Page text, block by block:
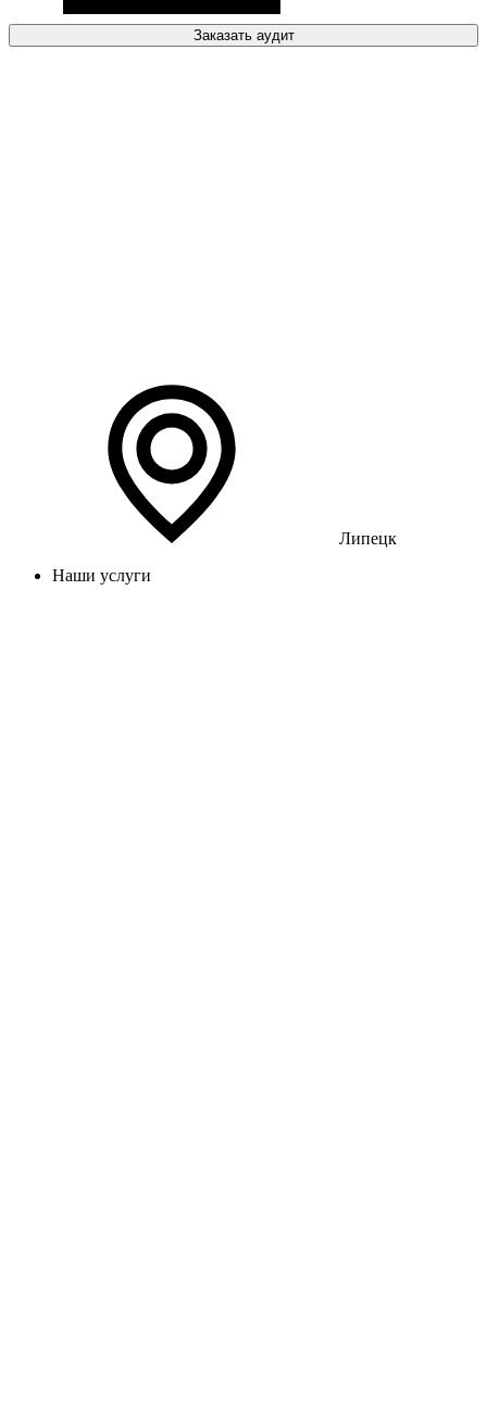
Заказать аудит
Липецк
Наши услуги